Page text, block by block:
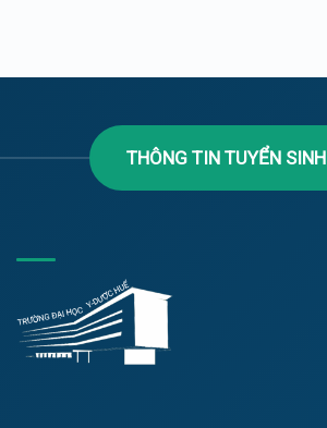
THÔNG TIN TUYỂN SINH